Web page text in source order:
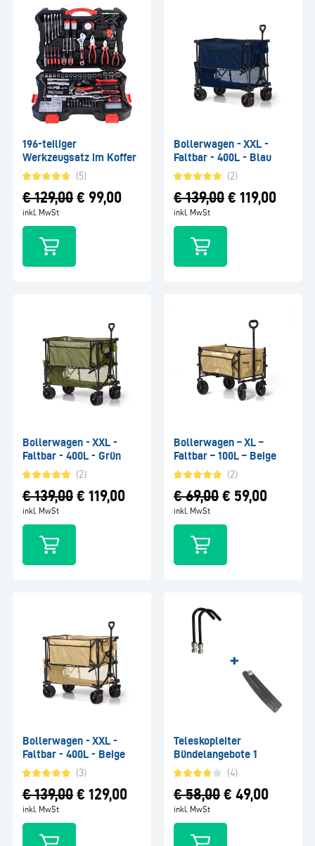
196-teiliger
Werkzeugsatz im Koffer
(5)
€129,00 € 99,00
inkl. MwSt
Bollerwagen - XXL -
Faltbar - 400L - Blau
(2)
€139,00 € 119,00
inkl. MwSt
Bollerwagen - XXL -
Faltbar - 400L - Grün
(2)
€139,00 € 119,00
inkl. MwSt
Bollerwagen – XL –
Faltbar – 100L – Beige
(2)
€69,00 € 59,00
inkl. MwSt
Bollerwagen - XXL -
Faltbar - 400L - Beige
(3)
€139,00 € 129,00
inkl. MwSt
Teleskopleiter
Bündelangebote 1
(4)
€58,00 € 49,00
inkl. MwSt